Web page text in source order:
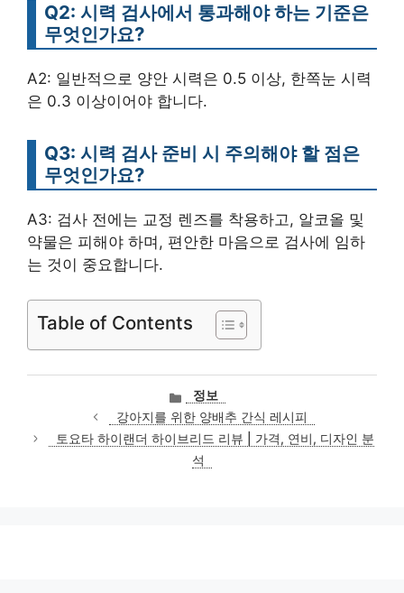
Q2: 시력 검사에서 통과해야 하는 기준은
무엇인가요?
A2: 일반적으로 양안 시력은 0.5 이상, 한쪽눈 시력
은 0.3 이상이어야 합니다.
Q3: 시력 검사 준비 시 주의해야 할 점은
무엇인가요?
A3: 검사 전에는 교정 렌즈를 착용하고, 알코올 및
약물은 피해야 하며, 편안한 마음으로 검사에 임하
는 것이 중요합니다.
Table of Contents
카
테
고
리
정보
강아지를 위한 양배추 간식 레시피
토요타 하이랜더 하이브리드 리뷰 | 가격, 연비, 디자인 분
석